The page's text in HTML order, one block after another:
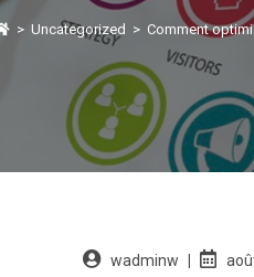
> Uncategorized > Comment
wadminw